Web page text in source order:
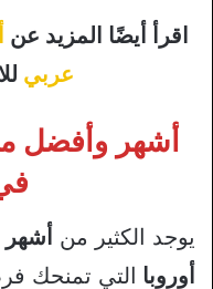
اقرأ أيضًا المزيد عن
عربي
أشهر وأفضل
يوجد الكثير من
أوروبا التي تمنحك